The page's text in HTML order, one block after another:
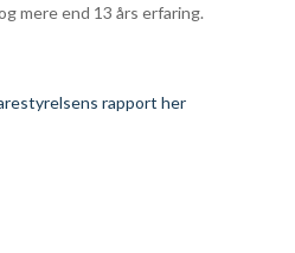
mere end 13 års erfaring.
rapport her